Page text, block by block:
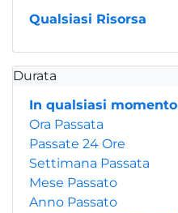
Qualsiasi Risorsa
Durata
In qualsiasi momento
Ora Passata
Passate 24 Ore
Settimana Passata
Mese Passato
Anno Passato